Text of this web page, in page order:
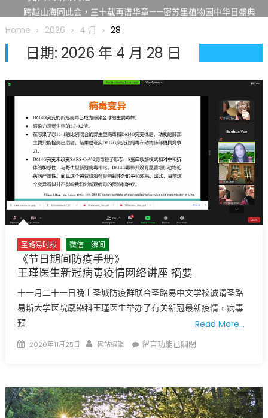
跨越山海同此会，三十载再谱华章——密苏里植物园中华日盛典
圣路易龙舟俱乐部5月16日龙舟体验日 邀请各界亲身体验划行乐
趣 + 水上竞速魅力
执掌密苏里植物园近四十年 致力推动全球植物多样性研究与中美
合作 Peter Raven 博士逝世 享年89岁
一晃三十年，初夏又相逢。中华日，等你来赴约 —— 密苏里植物
园“中华日三十周年特别报道（五）
筝声与琴韵交汇：刘励(Li Statler)与钢琴家Darek演绎一场古筝
与钢琴的精彩对话
Home 2026 4 月 28
日期: 2026 年 4 月 28 日
圣路易时报 微信一瞬间
《节日期间防疫手册》
王瑾医生新冠病毒疫情网络讲座 摘要
十一月二十一日晩上圣城防疫群联合圣路易中文学校诚请圣路
易斯大学医院感染科王瑾医生举办了有关新冠最新疫情，病毒
预
Read More…
Posted
2020年11月25日 Author
网站编辑
在
间
防
留言功能已關閉